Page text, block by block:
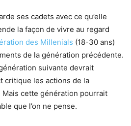
ses cadets avec ce qu’elle
la façon de vivre au regard
des Millenials (18-30 ans)
de la génération précédente.
suivante devrait
critique les actions de la
cette génération pourrait
que l’on ne pense.